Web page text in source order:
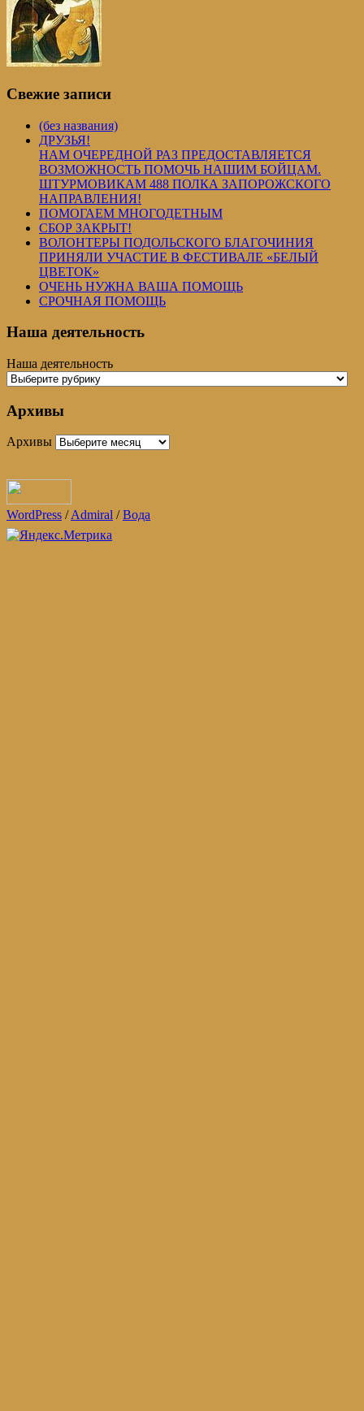
Свежие записи
(без названия)
ДРУЗЬЯ!
НАМ ОЧЕРЕДНОЙ РАЗ ПРЕДОСТАВЛЯЕТСЯ
ВОЗМОЖНОСТЬ ПОМОЧЬ НАШИМ БОЙЦАМ.
ШТУРМОВИКАМ 488 ПОЛКА ЗАПОРОЖСКОГО
НАПРАВЛЕНИЯ!
ПОМОГАЕМ МНОГОДЕТНЫМ
СБОР ЗАКРЫТ!
ВОЛОНТЕРЫ ПОДОЛЬСКОГО БЛАГОЧИНИЯ
ПРИНЯЛИ УЧАСТИЕ В ФЕСТИВАЛЕ «БЕЛЫЙ
ЦВЕТОК»
ОЧЕНЬ НУЖНА ВАША ПОМОЩЬ
СРОЧНАЯ ПОМОЩЬ
Наша деятельность
Наша деятельность
Архивы
Архивы
WordPress /Admiral /Вода